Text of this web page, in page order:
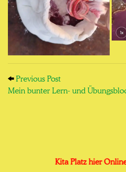
Post navigation
Previous PostPrevious Post:
Mein bunter Lern- und
Kita Platz hier Online